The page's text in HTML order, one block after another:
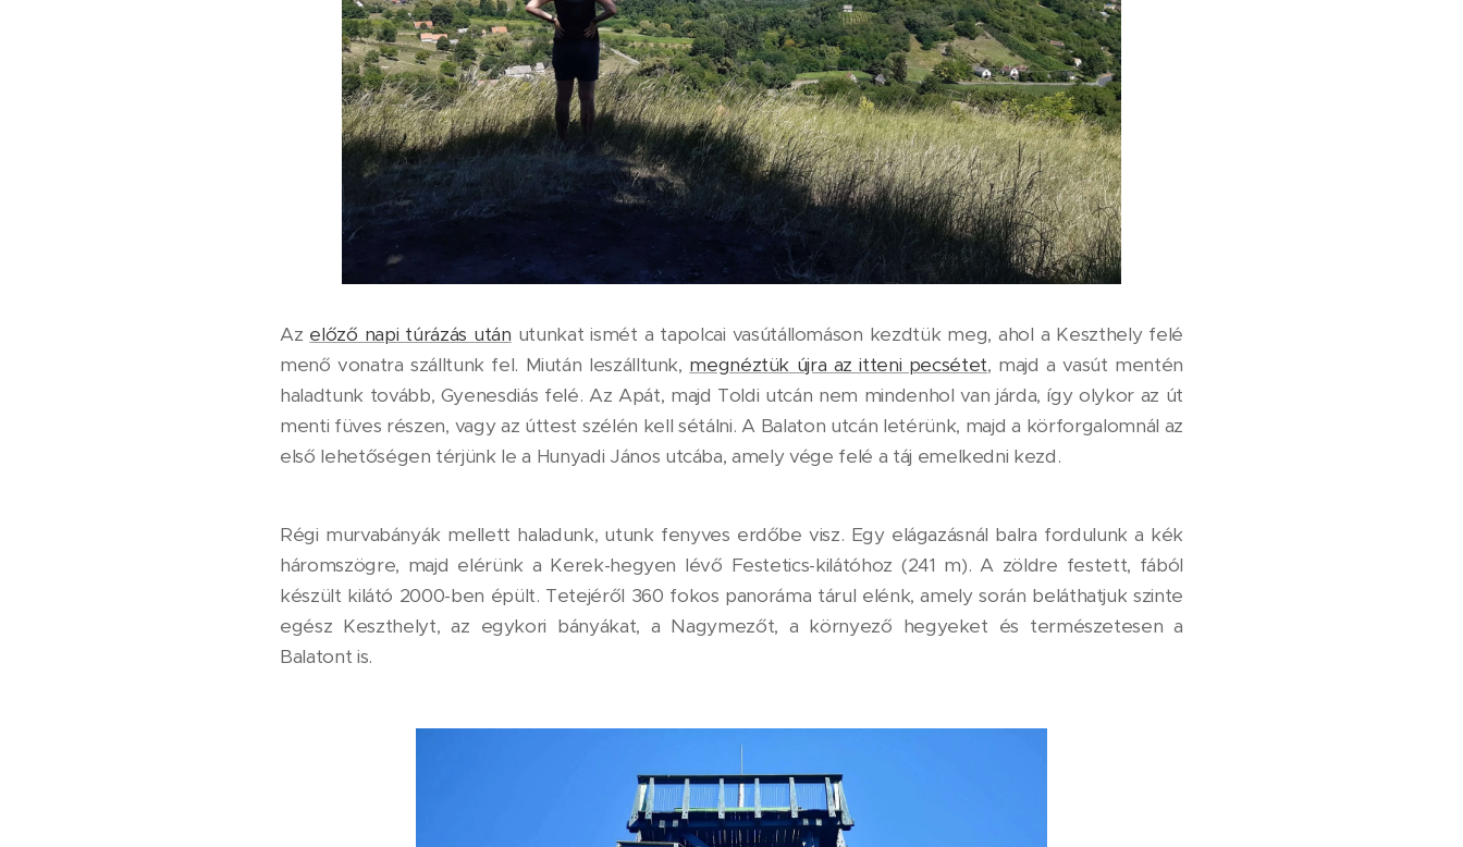
Az előző napi túrázás után utunkat ismét a tapolcai vasútállomáson kezdtük meg, ahol a Keszthely felé
menő vonatra szálltunk fel. Miután leszálltunk, megnéztük újra az itteni pecsétet, majd a vasút mentén
haladtunk tovább, Gyenesdiás felé. Az Apát, majd Toldi utcán nem mindenhol van járda, így olykor az út
menti füves részen, vagy az úttest szélén kell sétálni. A Balaton utcán letérünk, majd a körforgalomnál az
első lehetőségen térjünk le a Hunyadi János utcába, amely vége felé a táj emelkedni kezd.
Régi murvabányák mellett haladunk, utunk fenyves erdőbe visz. Egy elágazásnál balra fordulunk a kék
háromszögre, majd elérünk a Kerek-hegyen lévő Festetics-kilátóhoz (241 m). A zöldre festett, fából
készült kilátó 2000-ben épült. Tetejéről 360 fokos panoráma tárul elénk, amely során beláthatjuk szinte
egész Keszthelyt, az egykori bányákat, a Nagymezőt, a környező hegyeket és természetesen a
Balatont is.